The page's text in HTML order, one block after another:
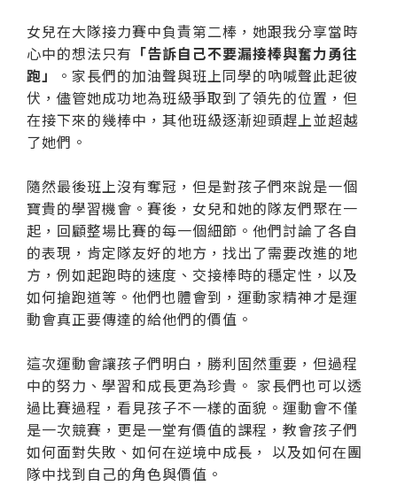
女兒在大隊接力賽中負責第二棒，她跟我分享當時
心中的想法只有 「告訴自己不要漏接棒與奮力勇往
跑」
。家長們的加油聲與班上同學的吶喊聲此起彼
伏，儘管她成功地為班級爭取到了領先的位置，但
在接下來的幾棒中，其他班級逐漸迎頭趕上並超越
了她們。
隨然最後班上沒有奪冠，但是對孩子們來說是一個
寶貴的學習機會。賽後，女兒和她的隊友們聚在一
起，回顧整場比賽的每一個細節。他們討論了各自
的表現，肯定隊友好的地方，找出了需要改進的地
方，例如起跑時的速度、交接棒時的穩定性，以及
如何搶跑道等。他們也體會到，運動家精神才是運
動會真正要傳達的給他們的價值。
這次運動會讓孩子們明白，勝利固然重要，但過程
中的努力、學習和成長更為珍貴。 家長們也可以透
過比賽過程，看見孩子不一樣的面貌。運動會不僅
是一次競賽，更是一堂有價值的課程，教會孩子們
如何面對失敗、如何在逆境中成長， 以及如何在團
隊中找到自己的角色與價值。